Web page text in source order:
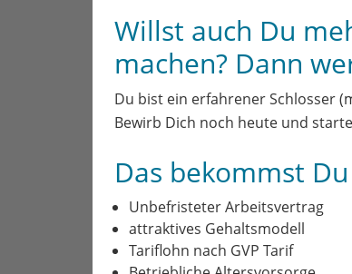
Willst auch Du
machen? Dann
Du bist ein erfahrener Schlosser
Bewirb Dich noch heute und
Das bekommst Du
Unbefristeter Arbeitsvertrag
attraktives Gehaltsmodell
Tariflohn nach GVP Tarif